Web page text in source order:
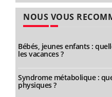
NOUS VOUS
Bébés, jeunes enfants :
les vacances ?
Syndrome métabolique :
physiques ?